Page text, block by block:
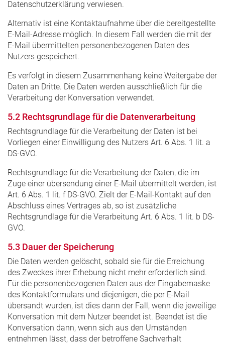
Datenschutzerklärung verwiesen.
Alternativ ist eine Kontaktaufnahme über die bereitgestellte
E-Mail-Adresse möglich. In diesem Fall werden die mit der
E-Mail übermittelten personenbezogenen Daten des
Nutzers gespeichert.
Es verfolgt in diesem Zusammenhang keine Weitergabe der
Daten an Dritte. Die Daten werden ausschließlich für die
Verarbeitung der Konversation verwendet.
5.2 Rechtsgrundlage für die Datenverarbeitung
Rechtsgrundlage für die Verarbeitung der Daten ist bei
Vorliegen einer Einwilligung des Nutzers Art. 6 Abs. 1 lit. a
DS-GVO.
Rechtsgrundlage für die Verarbeitung der Daten, die im
Zuge einer übersendung einer E-Mail übermittelt werden, ist
Art. 6 Abs. 1 lit. f DS-GVO. Zielt der E-Mail-Kontakt auf den
Abschluss eines Vertrages ab, so ist zusätzliche
Rechtsgrundlage für die Verarbeitung Art. 6 Abs. 1 lit. b DS-
GVO.
5.3 Dauer der Speicherung
Die Daten werden gelöscht, sobald sie für die Erreichung
des Zweckes ihrer Erhebung nicht mehr erforderlich sind.
Für die personenbezogenen Daten aus der Eingabemaske
des Kontaktformulars und diejenigen, die per E-Mail
übersandt wurden, ist dies dann der Fall, wenn die jeweilige
Konversation mit dem Nutzer beendet ist. Beendet ist die
Konversation dann, wenn sich aus den Umständen
entnehmen lässt, dass der betroffene Sachverhalt